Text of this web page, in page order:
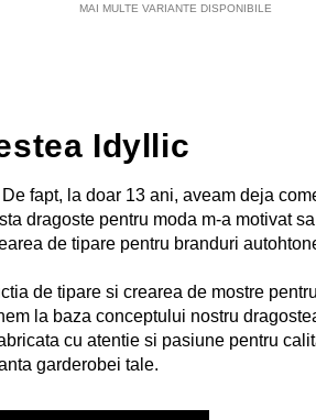
MAI MULTE VARIANTE DISPONIBILE
Idyllic
fapt, la doar 13 ani, aveam deja
dragoste pentru moda m-a motivat
de tipare pentru branduri
de tipare si crearea de mostre
la baza conceptului nostru
cu atentie si pasiune pentru
garderobei tale.